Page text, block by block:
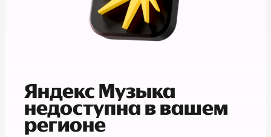
Яндекс Музыка
недоступна в вашем
регионе